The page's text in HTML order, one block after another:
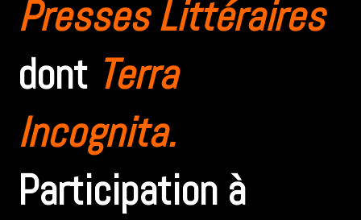
Presses Littéraires
dont Terra
Incognita.
Participation à